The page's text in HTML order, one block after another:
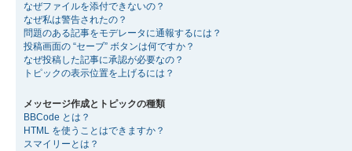
なぜファイルを添付できないの？
なぜ私は警告されたの？
問題のある記事をモデレータに通報するには？
投稿画面の “セーブ” ボタンは何ですか？
なぜ投稿した記事に承認が必要なの？
トピックの表示位置を上げるには？
メッセージ作成とトピックの種類
BBCode とは？
HTML を使うことはできますか？
スマイリーとは？